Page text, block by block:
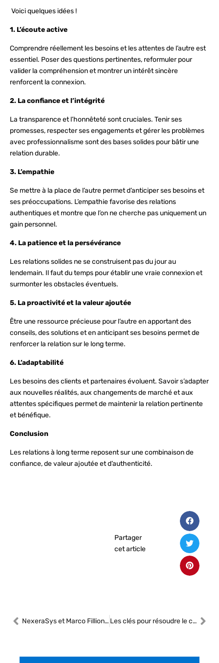
Voici quelques idées !
1. L’écoute active
Comprendre réellement les besoins et les attentes de l’autre est
essentiel. Poser des questions pertinentes, reformuler pour
valider la compréhension et montrer un intérêt sincère
renforcent la connexion.
2. La confiance et l’intégrité
La transparence et l’honnêteté sont cruciales. Tenir ses
promesses, respecter ses engagements et gérer les problèmes
avec professionnalisme sont des bases solides pour bâtir une
relation durable.
3. L’empathie
Se mettre à la place de l’autre permet d’anticiper ses besoins et
ses préoccupations. L’empathie favorise des relations
authentiques et montre que l’on ne cherche pas uniquement un
gain personnel.
4. La patience et la persévérance
Les relations solides ne se construisent pas du jour au
lendemain. Il faut du temps pour établir une vraie connexion et
surmonter les obstacles éventuels.
5. La proactivité et la valeur ajoutée
Être une ressource précieuse pour l’autre en apportant des
conseils, des solutions et en anticipant ses besoins permet de
renforcer la relation sur le long terme.
6. L’adaptabilité
Les besoins des clients et partenaires évoluent. Savoir s’adapter
aux nouvelles réalités, aux changements de marché et aux
attentes spécifiques permet de maintenir la relation pertinente
et bénéfique.
Conclusion
Les relations à long terme reposent sur une combinaison de
confiance, de valeur ajoutée et d’authenticité.
Partager
cet article
NexeraSys et Marco Fillion : Un duo stratégique pour moderniser les ateliers Les clés pour résoudre le casse-tête financier